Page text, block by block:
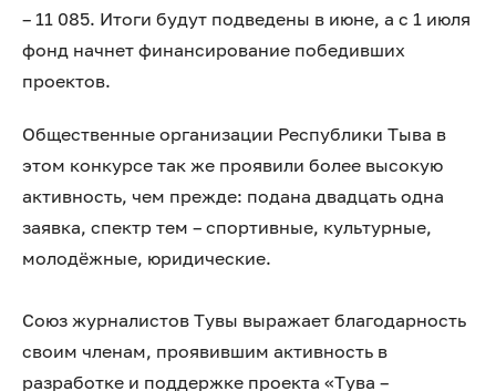
– 11 085. Итоги будут подведены в июне, а с 1 июля
фонд начнет финансирование победивших
проектов.
Общественные организации Республики Тыва в
этом конкурсе так же проявили более высокую
активность, чем прежде: подана двадцать одна
заявка, спектр тем – спортивные, культурные,
молодёжные, юридические.
Союз журналистов Тувы выражает благодарность
своим членам, проявившим активность в
разработке и поддержке проекта «Тува –